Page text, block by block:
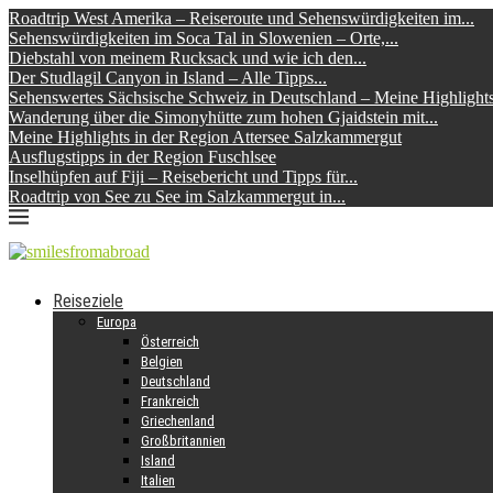
Roadtrip West Amerika – Reiseroute und Sehenswürdigkeiten im...
Sehenswürdigkeiten im Soca Tal in Slowenien – Orte,...
Diebstahl von meinem Rucksack und wie ich den...
Der Studlagil Canyon in Island – Alle Tipps...
Sehenswertes Sächsische Schweiz in Deutschland – Meine
Wanderung über die Simonyhütte zum hohen Gjaidstein mit...
Meine Highlights in der Region Attersee Salzkammergut
Ausflugstipps in der Region Fuschlsee
Inselhüpfen auf Fiji – Reisebericht und Tipps für...
Roadtrip von See zu See im Salzkammergut in...
Reiseziele
Europa
Österreich
Belgien
Deutschland
Frankreich
Griechenland
Großbritannien
Island
Italien